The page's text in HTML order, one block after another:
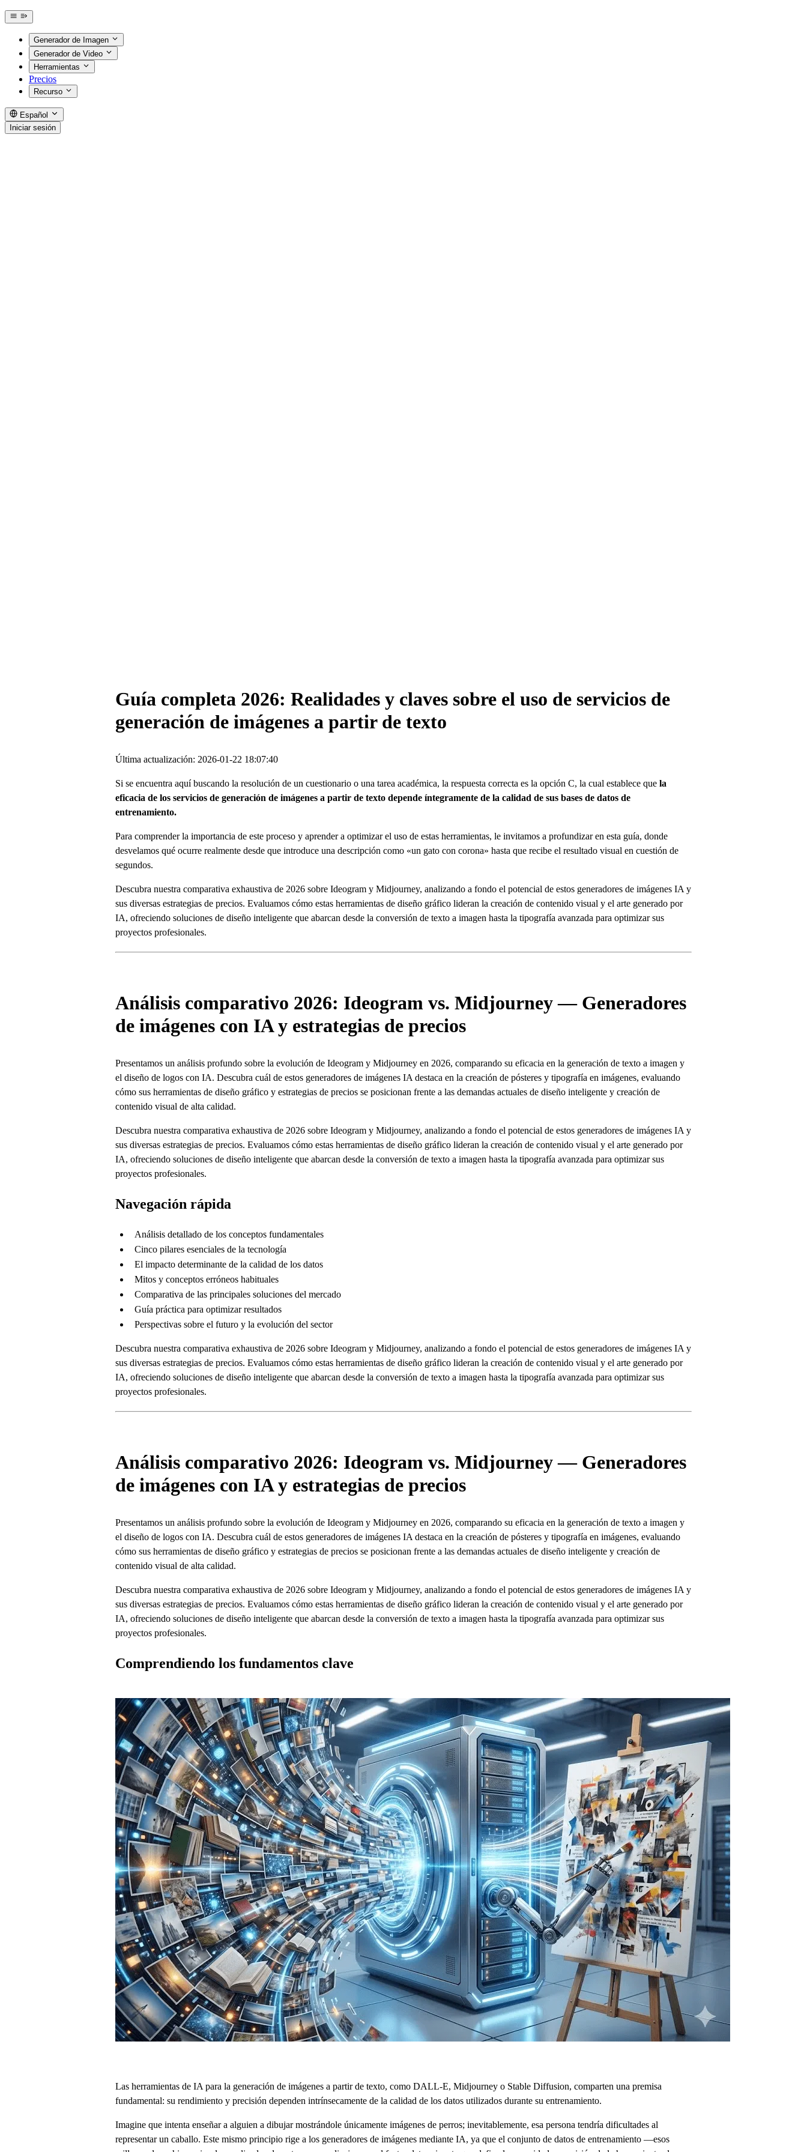
Generador de Imagen
Generador de Video
Herramientas
Precios
Recurso
Español
Iniciar sesión
Guía completa 2026: Realidades y claves sobre el uso de servicios de
generación de imágenes a partir de texto
Última actualización: 2026-01-22 18:07:40
Si se encuentra aquí buscando la resolución de un cuestionario o una tarea académica, la respuesta correcta es la opción C, la cual establece que la
eficacia de los servicios de generación de imágenes a partir de texto depende íntegramente de la calidad de sus bases de datos de
entrenamiento.
Para comprender la importancia de este proceso y aprender a optimizar el uso de estas herramientas, le invitamos a profundizar en esta guía, donde
desvelamos qué ocurre realmente desde que introduce una descripción como «un gato con corona» hasta que recibe el resultado visual en cuestión de
segundos.
Descubra nuestra comparativa exhaustiva de 2026 sobre Ideogram y Midjourney, analizando a fondo el potencial de estos generadores de imágenes IA y
sus diversas estrategias de precios. Evaluamos cómo estas herramientas de diseño gráfico lideran la creación de contenido visual y el arte generado por
IA, ofreciendo soluciones de diseño inteligente que abarcan desde la conversión de texto a imagen hasta la tipografía avanzada para optimizar sus
proyectos profesionales.
Análisis comparativo 2026: Ideogram vs. Midjourney — Generadores
de imágenes con IA y estrategias de precios
Presentamos un análisis profundo sobre la evolución de Ideogram y Midjourney en 2026, comparando su eficacia en la generación de texto a imagen y
el diseño de logos con IA. Descubra cuál de estos generadores de imágenes IA destaca en la creación de pósteres y tipografía en imágenes, evaluando
cómo sus herramientas de diseño gráfico y estrategias de precios se posicionan frente a las demandas actuales de diseño inteligente y creación de
contenido visual de alta calidad.
Descubra nuestra comparativa exhaustiva de 2026 sobre Ideogram y Midjourney, analizando a fondo el potencial de estos generadores de imágenes IA y
sus diversas estrategias de precios. Evaluamos cómo estas herramientas de diseño gráfico lideran la creación de contenido visual y el arte generado por
IA, ofreciendo soluciones de diseño inteligente que abarcan desde la conversión de texto a imagen hasta la tipografía avanzada para optimizar sus
proyectos profesionales.
Navegación rápida
Análisis detallado de los conceptos fundamentales
Cinco pilares esenciales de la tecnología
El impacto determinante de la calidad de los datos
Mitos y conceptos erróneos habituales
Comparativa de las principales soluciones del mercado
Guía práctica para optimizar resultados
Perspectivas sobre el futuro y la evolución del sector
Descubra nuestra comparativa exhaustiva de 2026 sobre Ideogram y Midjourney, analizando a fondo el potencial de estos generadores de imágenes IA y
sus diversas estrategias de precios. Evaluamos cómo estas herramientas de diseño gráfico lideran la creación de contenido visual y el arte generado por
IA, ofreciendo soluciones de diseño inteligente que abarcan desde la conversión de texto a imagen hasta la tipografía avanzada para optimizar sus
proyectos profesionales.
Análisis comparativo 2026: Ideogram vs. Midjourney — Generadores
de imágenes con IA y estrategias de precios
Presentamos un análisis profundo sobre la evolución de Ideogram y Midjourney en 2026, comparando su eficacia en la generación de texto a imagen y
el diseño de logos con IA. Descubra cuál de estos generadores de imágenes IA destaca en la creación de pósteres y tipografía en imágenes, evaluando
cómo sus herramientas de diseño gráfico y estrategias de precios se posicionan frente a las demandas actuales de diseño inteligente y creación de
contenido visual de alta calidad.
Descubra nuestra comparativa exhaustiva de 2026 sobre Ideogram y Midjourney, analizando a fondo el potencial de estos generadores de imágenes IA y
sus diversas estrategias de precios. Evaluamos cómo estas herramientas de diseño gráfico lideran la creación de contenido visual y el arte generado por
IA, ofreciendo soluciones de diseño inteligente que abarcan desde la conversión de texto a imagen hasta la tipografía avanzada para optimizar sus
proyectos profesionales.
Comprendiendo los fundamentos clave
Las herramientas de IA para la generación de imágenes a partir de texto, como DALL-E, Midjourney o Stable Diffusion, comparten una premisa
fundamental: su rendimiento y precisión dependen intrínsecamente de la calidad de los datos utilizados durante su entrenamiento.
Imagine que intenta enseñar a alguien a dibujar mostrándole únicamente imágenes de perros; inevitablemente, esa persona tendría dificultades al
representar un caballo. Este mismo principio rige a los generadores de imágenes mediante IA, ya que el conjunto de datos de entrenamiento —esos